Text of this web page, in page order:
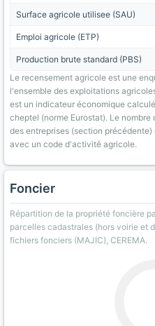
Surface agricole utilisee (SAU)
Emploi agricole (ETP)
Production brute standard (PBS)
Le recensement agricole est une
l'ensemble des exploitations
est un indicateur économique
cheptel (norme Eurostat). Le
des entreprises (section
avec un code d'activité agricole.
Foncier
Répartition de la propriété foncière
parcelles cadastrales (hors voirie et
fichiers fonciers (MAJIC), CEREMA.